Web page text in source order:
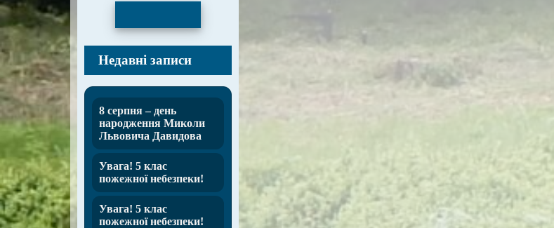
Недавні записи
8 серпня – день
народження Миколи
Львовича Давидова
Увага! 5 клас
пожежної небезпеки!
Увага! 5 клас
пожежної небезпеки!